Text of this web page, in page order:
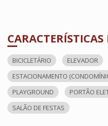
BICICLETÁRIO
ELEVADOR
ESTACIONAMENTO
PLAYGROUND
PORTÃO
SALÃO DE FESTAS